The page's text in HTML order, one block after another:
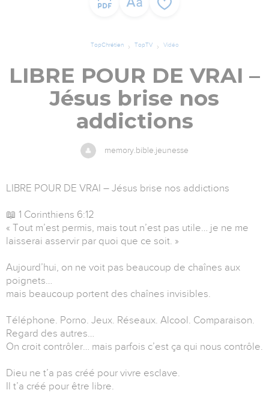
TopChrétien TopTV Vidéo
LIBRE POUR DE VRAI –
Jésus brise nos
addictions
memory.bible.jeunesse
LIBRE POUR DE VRAI – Jésus brise nos addictions
📖 1 Corinthiens 6:12
« Tout m’est permis, mais tout n’est pas utile… je ne me
laisserai asservir par quoi que ce soit. »
Aujourd’hui, on ne voit pas beaucoup de chaînes aux
poignets…
mais beaucoup portent des chaînes invisibles.
Téléphone. Porno. Jeux. Réseaux. Alcool. Comparaison.
Regard des autres…
On croit contrôler… mais parfois c’est ça qui nous contrôle.
Dieu ne t’a pas créé pour vivre esclave.
Il t’a créé pour être libre.